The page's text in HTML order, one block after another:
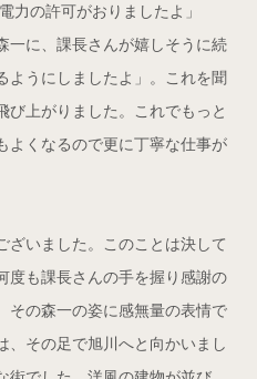
力の許可がおりましたよ」
一に、課長さんが嬉しそうに続
ようにしましたよ」。これを聞
び上がりました。これでもっと
よくなるので更に丁寧な仕事が
ざいました。このことは決して
度も課長さんの手を握り感謝の
その森一の姿に感無量の表情で
、その足で旭川へと向かいまし